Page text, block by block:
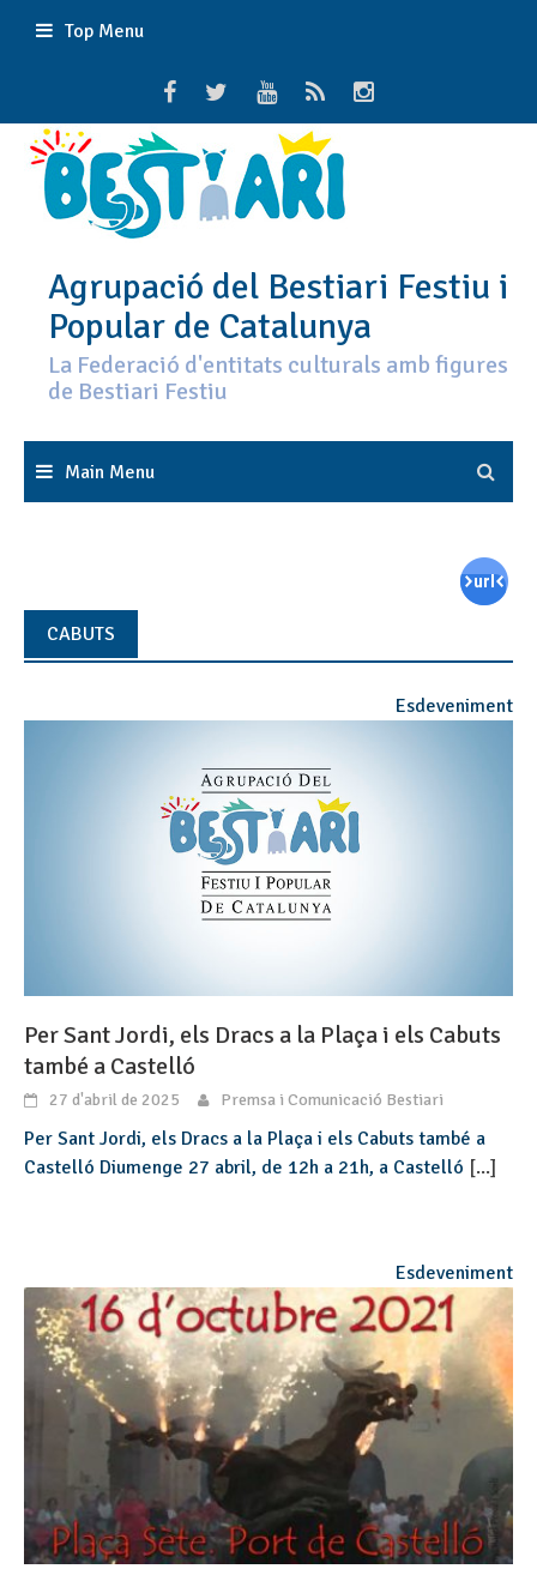
Top Menu
Agrupació del Bestiari Festiu i
Popular de Catalunya
La Federació d'entitats culturals amb figures
de Bestiari Festiu
Main Menu
CABUTS
Esdeveniment
Per Sant Jordi, els Dracs a la Plaça i els Cabuts
també a Castelló
27 d'abril de 2025 Premsa i Comunicació Bestiari
Per Sant Jordi, els Dracs a la Plaça i els Cabuts també a
Castelló Diumenge 27 abril, de 12h a 21h, a Castelló [...]
Esdeveniment